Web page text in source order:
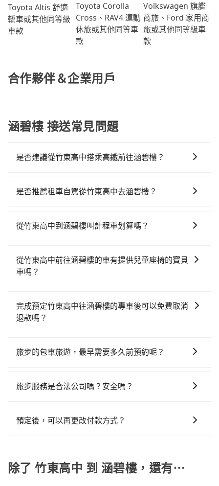
Toyota Altis 舒適
轎車或其他同等級
車款
Toyota Corolla
Cross、RAV4 運動
休旅或其他同等車
款
Volkswagen 旗艦
商旅、Ford 家用商
旅或其他同等級車
款
合作夥伴＆企業用戶
涵碧樓 接送常見問題
是否建議從竹東高中搭乘高鐵前往涵碧樓？
且難叫計程車前往高鐵站！從最早07:02一直到23:32，
程車花費約500元、車程約24分鐘。抵達高鐵站後，步
鐵站，每人票價410元，再用10分鐘出站、等待車站前
排班的計程車，搭上小黃後約花70分鐘、車費2,500元
3,410元。不過新竹縣領有合法執照的計程車僅有700多
輛，計程車的密度為雙北的1.3%，換句話說，臨時要叫
小時8分鐘。選擇搭乘高鐵而不預約包車，不僅至少額外
是否推薦租車自駕從竹東高中去涵碧樓？
時不需要閉目養神（因為要自己開車），最重要的是你
$115~205承租小轎車，每公里再額外加收$3.2，從竹東
高中到涵碧樓的花費預估為$2,350~3,000（金額差異來
估進去，但額外的汽車保險與可能的罰單都需自付。再
者，和運的iRent只提供最基本的車型，如Toyota
擇，而且無人租車最令人詬病的就是車況，打開車門才
會遇到明明已經預約了時間但上一位用戶卻遲遲尚未歸
雖然路邊隨租隨還看似方便，但實際使用時還是有其區
從竹東高中到涵碧樓叫計程車划算嗎？
灣大車隊、Uber、Line Taxi、Yoxi等。依照里程跳錶計
算，價格約為4,495~5,400元間，但如改預約tripool可
度為雙北的1.3%，也就是說要臨時叫到小黃的難度是台
北或新北的80倍之多。如果當天或隔天也要原路返回，
或服務品質上，tripool都是你從竹東高中到涵碧樓的最
從竹東高中前往涵碧樓的車有提供兒童座椅的寶貝
車嗎？
繫好安全帶，如四歲以下或身高不足的幼童無法正常綁
安全帶，則需使用嬰兒/兒童座椅或輔以增高墊。如有幼
如有新生兒需要0~1歲的嬰兒後向汽座，可先向客服人員
完成預定竹東高中往涵碧樓的專車後可以免費取消
退款嗎？
論任何理由，保證全額退費，且不收取任何手續費。
旅步的包車旅遊，最早需要多久前預約呢？
提供早鳥優惠，您越早預訂就能享有更優惠的價格。所
旅步服務是合法公司嗎？安全嗎？
定用車，旅步只使用合法車輛及通過嚴格審查的職業司
預定後，可以再更改付款方式？
消該訂單後再以其他付款方式重新預約行程即可。
除了 竹東高中 到 涵碧樓，還有⋯